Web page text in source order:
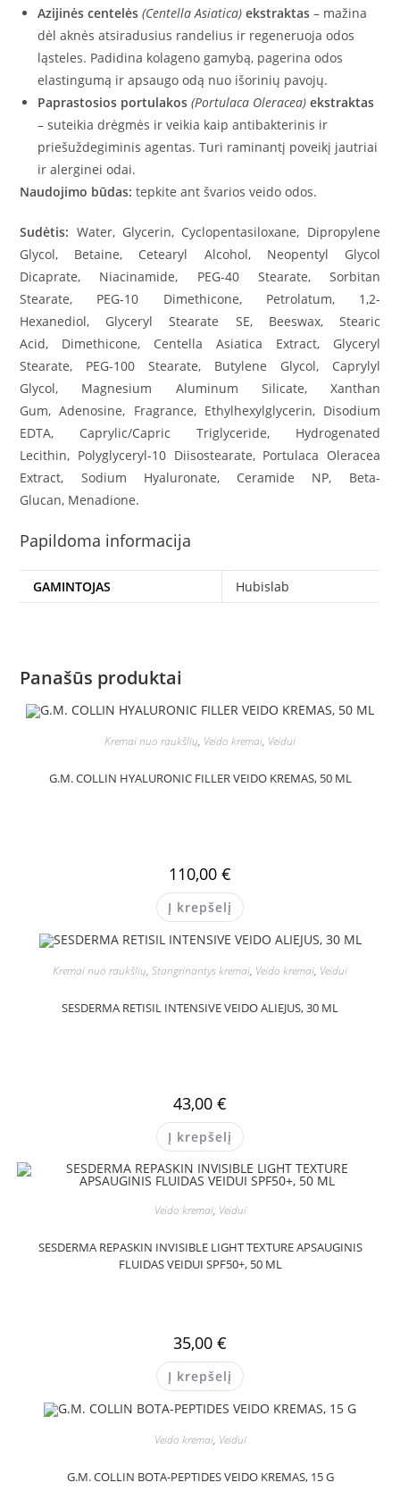
Azijinės centelės(Centella Asiatica)ekstraktas– mažina
dėl aknės atsiradusius randelius ir regeneruoja odos
ląsteles. Padidina kolageno gamybą, pagerina odos
elastingumą ir apsaugo odą nuo išorinių pavojų.
Paprastosios portulakos (Portulaca Oleracea) ekstraktas
– suteikia drėgmės ir veikia kaip antibakterinis ir
priešuždegiminis agentas. Turi raminantį poveikį jautriai
ir alerginei odai.
Naudojimo būdas: tepkite ant švarios veido odos.
Sudėtis: Water, Glycerin, Cyclopentasiloxane, Dipropylene
Glycol, Betaine, Cetearyl Alcohol, Neopentyl Glycol
Dicaprate, Niacinamide, PEG-40 Stearate, Sorbitan
Stearate, PEG-10 Dimethicone, Petrolatum, 1,2-
Hexanediol, Glyceryl Stearate SE, Beeswax, Stearic
Acid, Dimethicone, Centella Asiatica Extract, Glyceryl
Stearate, PEG-100 Stearate, Butylene Glycol, Caprylyl
Glycol, Magnesium Aluminum Silicate, Xanthan
Gum, Adenosine, Fragrance, Ethylhexylglycerin, Disodium
EDTA, Caprylic/Capric Triglyceride, Hydrogenated
Lecithin, Polyglyceryl-10 Diisostearate, Portulaca Oleracea
Extract, Sodium Hyaluronate, Ceramide NP, Beta-
Glucan, Menadione.
Papildoma informacija
GAMINTOJAS Hubislab
Panašūs produktai
Kremai nuo raukšlių, Veido kremai, Veidui
G.M. COLLIN HYALURONIC FILLER VEIDO KREMAS, 50 ML
110,00 €
Į krepšelį
Kremai nuo raukšlių, Stangrinantys kremai, Veido kremai, Veidui
SESDERMA RETISIL INTENSIVE VEIDO ALIEJUS, 30 ML
43,00 €
Į krepšelį
Veido kremai, Veidui
SESDERMA REPASKIN INVISIBLE LIGHT TEXTURE APSAUGINIS
FLUIDAS VEIDUI SPF50+, 50 ML
35,00 €
Į krepšelį
Veido kremai, Veidui
G.M. COLLIN BOTA-PEPTIDES VEIDO KREMAS, 15 G